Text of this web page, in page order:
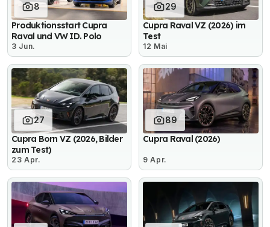
8
Produktionsstart Cupra
Raval und VW ID. Polo
3 Jun.
29
Cupra Raval VZ (2026) im
Test
12 Mai
27
Cupra Born VZ (2026, Bilder
zum Test)
23 Apr.
89
Cupra Raval (2026)
9 Apr.